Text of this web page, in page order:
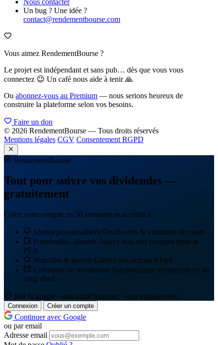
Nous contacter
Un bug ? Une idée ?
contact@rendementbourse.com
Vous aimez RendementBourse ?
Le projet est indépendant et sans pub… dès que vous vous
connectez 😉 Un café nous aide à tenir 🙏
Ou abonnez-vous au Premium — nous serions heureux de
construire la plateforme selon vos besoins.
Faire un don
© 2026 RendementBourse — Tous droits réservés
Mentions légales CGV Consentement RGPD
RendementBourse
Tout pour suivre vos dividendes —
gratuitement
Créez votre compte en 30 secondes et accédez à :
Alertes personnalisées Dividendes & variations de cours
Portefeuilles illimités Suivez tous vos comptes titres &
PEA
Watchlist & favoris Gardez vos actions à l'œil
Calendrier de dividendes Vos prochains versements en un
coup d'œil
100 % gratuit · sans carte bancaire · sans engagement
Connexion Créer un compte
Continuer avec Google
ou par email
Adresse email